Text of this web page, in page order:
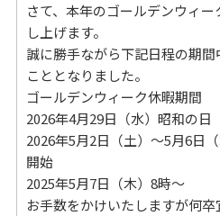
さて、本年のゴールデンウィ
し上げます。
誠に勝手ながら下記日程の期
こととなりました。
ゴールデンウィーク休暇期間
2026年4月29日（水）昭和の日
2026年5月2日（土）～5月6日（
開始
2025年5月7日（木）8時～
お手数をかけいたしますが何卒